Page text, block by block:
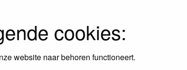
cookies:
website naar behoren functioneert.